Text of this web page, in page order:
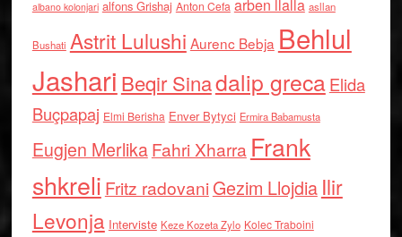
albano kolonjari alfons Grishaj Anton Cefa arben llalla asllan
Bushati Astrit Lulushi Aurenc Bebja Behlul
Jashari Beqir Sinadalip grecaElida
Buçpapaj Elmi Berisha Enver Bytyci Ermira Babamusta
Eugjen MerlikaFahri Xharra Frank
shkreli Fritz radovaniGezim Llojdia Ilir
Levonja Interviste Keze Kozeta Zylo Kolec Traboini